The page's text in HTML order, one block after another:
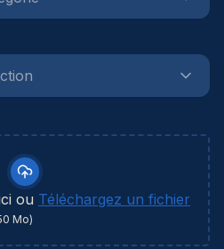
de faisabilitéEsprit
résoudre des problèmes
ou Téléchargez un fichier
Mo)